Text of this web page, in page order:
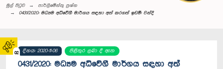
02
මුල් පිටුව
පාර්ලි‌මේන්තු‌ ප්‍රශ්න
0431/2020: මධ්‍යම අධිවේගී මාර්ගය සඳහා අත් කරගත් ඉඩම්: වන්දි
දිනය: 2020-11-06 පිළිතුර ලබා දී ඇත
0431/2020: මධ්‍යම අධිවේගී මාර්ගය සඳහා අත්